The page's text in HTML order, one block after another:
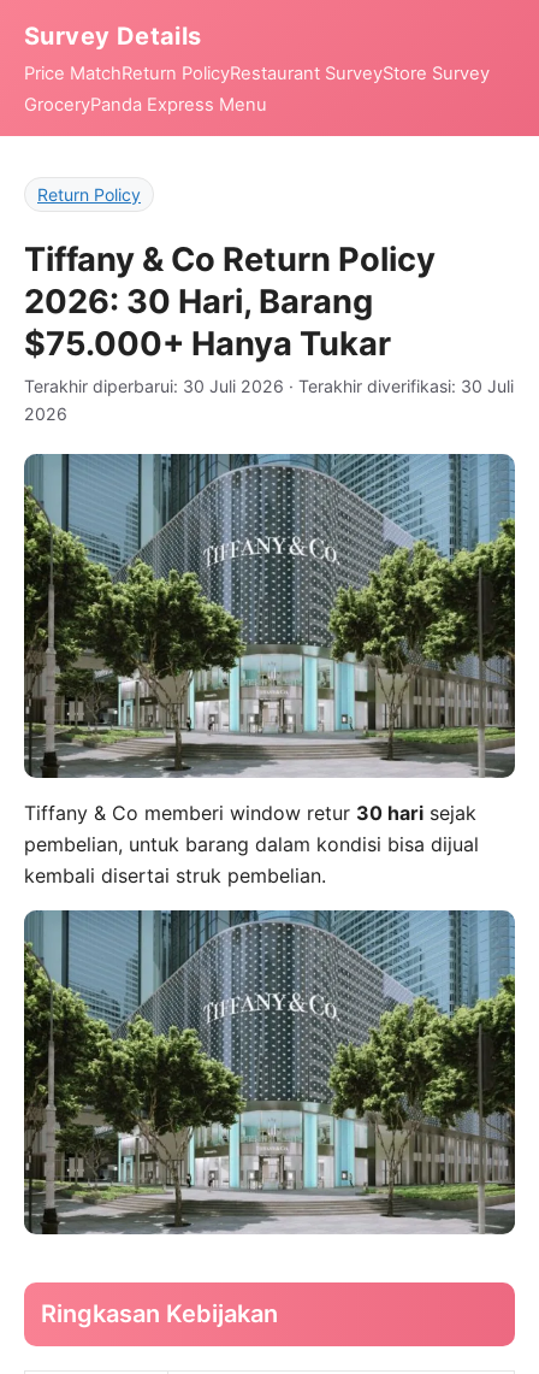
Survey Details
Price MatchReturn PolicyRestaurant SurveyStore Survey
GroceryPanda Express Menu
Return Policy
Tiffany & Co Return Policy
2026: 30 Hari, Barang
$75.000+ Hanya Tukar
Terakhir diperbarui: 30 Juli 2026 · Terakhir diverifikasi: 30 Juli
2026
Tiffany & Co memberi window retur 30 hari sejak
pembelian, untuk barang dalam kondisi bisa dijual
kembali disertai struk pembelian.
Ringkasan Kebijakan